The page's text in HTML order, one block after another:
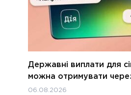
Державні виплати для
можна отримувати
06.08.2026